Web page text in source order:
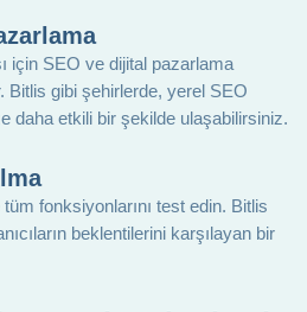
için SEO ve dijital pazarlama
Bitlis gibi şehirlerde, yerel SEO
daha etkili bir şekilde ulaşabilirsiniz.
fonksiyonlarını test edin. Bitlis
beklentilerini karşılayan bir